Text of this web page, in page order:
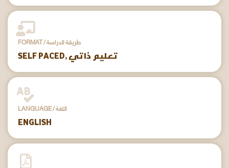
FORMAT / طريقة الدراسة
SELF PACED, تعليم ذاتي
LANGUAGE / اللغة
ENGLISH